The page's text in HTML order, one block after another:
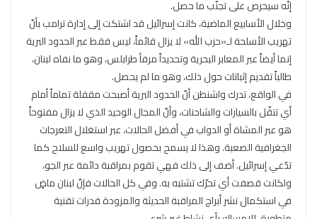
إنّه سيحرص على تجنّب ما حصل.
وخلال الأسابيع الماضية، كانت إسرائيل قد اشتكت إلى إدارة ترامب بأنّ
تهريب الأسلحة لـ«حزب الله» لا يزال قائماً، ليس فقط عبر الحدود البرية
إنما أيضاً عبر المعابر البحرية وتحديداً مرفأ طرابلس، وهو ما نفاه لبنان،
طالباً تقديم إثباتات حول ذلك، وهو ما لم يحصل.
في الواقع، تدرك واشنطن أنّ الحدود البرية أصبحت مقفلة تماماً أمام
أي تنقّل بالسيارات والشاحنات، وأنّ المجال الوحيد الذي لا يزال مفتوحاً
هو عبر المشاة أو الدواب في أفضل الحالات، عبر استغلال التعرجات
الجغرافية الصعبة. وهذا لا يسمح بحصول تهريب واسع للسلاح كما
تدّعي إسرائيل. أضف إلى ذلك فهي تقوم بمراقبة دائمة عبر الجو،
ولكانت قصفت أي تحرّك تشتبه به. وفي كل الحالات فإنّ لبنان ماضٍ
في استكمال نشر أبراج المراقبة الحديثة والمزودة قدرات تقنية